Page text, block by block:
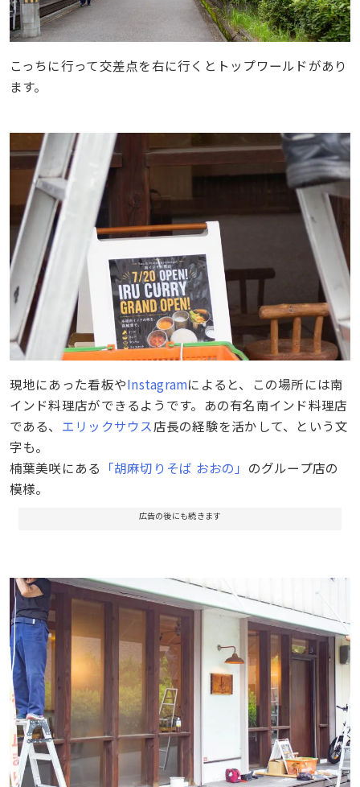
こっちに行って交差点を右に行くとトップワールドがあり
ます。
現地にあった看板やInstagramによると、この場所には南
インド料理店ができるようです。あの有名南インド料理店
である、 エリックサウス店長の経験を活かして、という文
字も。
楠葉美咲にある 「胡麻切りそば おおの」 のグループ店の
模様。
広告の後にも続きます